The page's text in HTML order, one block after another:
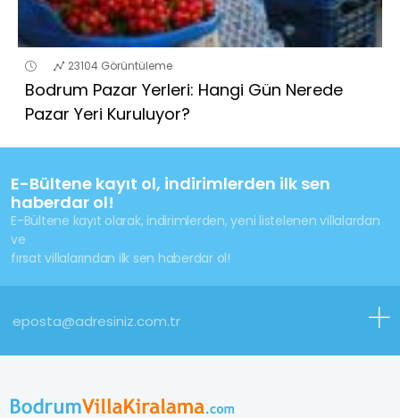
23104 Görüntüleme
Bodrum Pazar Yerleri: Hangi Gün Nerede
Pazar Yeri Kuruluyor?
E-Bültene kayıt ol, indirimlerden ilk sen
haberdar ol!
E-Bültene kayıt olarak, indirimlerden, yeni listelenen villalardan
ve
fırsat villalarından ilk sen haberdar ol!